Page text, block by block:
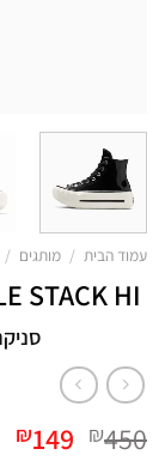
עמוד הבית / מותגים /
STACK HI
₪450 המחיר
₪149